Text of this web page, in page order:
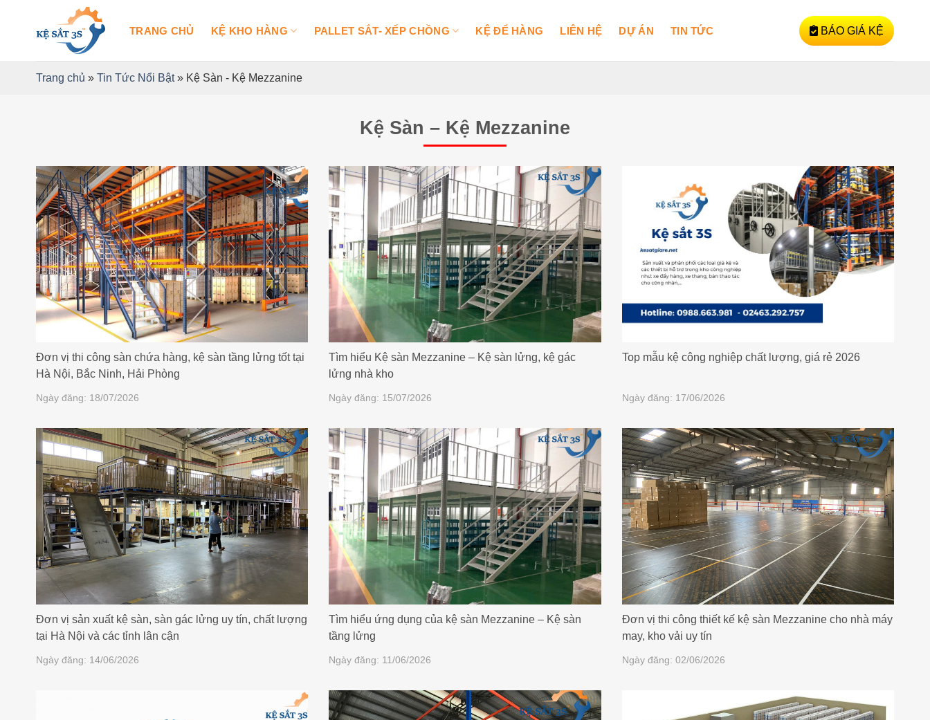
TRANG CHỦ KỆ KHO HÀNG PALLET SẮT- XẾP CHỒNG KỆ ĐỂ HÀNG LIÊN HỆ DỰ ÁN TIN TỨC BÁO GIÁ KỆ
Trang chủ » Tin Tức Nổi Bật» Kệ Sàn - Kệ Mezzanine
Kệ Sàn – Kệ Mezzanine
Đơn vị thi công sàn chứa hàng, kệ sàn tầng lửng tốt tại
Hà Nội, Bắc Ninh, Hải Phòng
Ngày đăng: 18/07/2026
Tìm hiểu Kệ sàn Mezzanine – Kệ sàn lửng, kệ gác
lửng nhà kho
Ngày đăng: 15/07/2026
Top mẫu kệ công nghiệp chất lượng, giá rẻ 2026
Ngày đăng: 17/06/2026
Đơn vị sản xuất kệ sàn, sàn gác lửng uy tín, chất lượng
tại Hà Nội và các tỉnh lân cận
Ngày đăng: 14/06/2026
Tìm hiểu ứng dụng của kệ sàn Mezzanine – ​​Kệ sàn
tầng lửng
Ngày đăng: 11/06/2026
Đơn vị thi công thiết kế kệ sàn Mezzanine cho nhà máy
may, kho vải uy tín
Ngày đăng: 02/06/2026